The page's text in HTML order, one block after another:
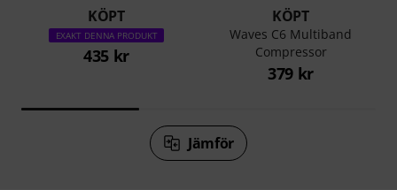
KÖPT
EXAKT DENNA PRODUKT
435 kr
KÖPT
Waves C6 Multiband
Compressor
379 kr
Jämför